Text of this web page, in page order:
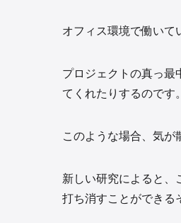
オフィス環境で働いて
プロジェクトの真っ
てくれたりするのです。
このような場合、気が
新しい研究によると
打ち消すことができる